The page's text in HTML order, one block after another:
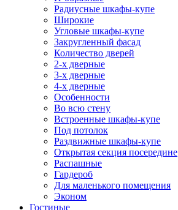
Радиусные шкафы-купе
Широкие
Угловые шкафы-купе
Закругленный фасад
Количество дверей
2-х дверные
3-х дверные
4-х дверные
Особенности
Во всю стену
Встроенные шкафы-купе
Под потолок
Раздвижные шкафы-купе
Открытая секция посередине
Распашные
Гардероб
Для маленького помещения
Эконом
Гостиные